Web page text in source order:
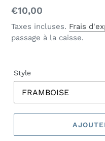
Prix
normal
€10,00
Taxes incluses. Frais
passage à la caisse.
Style